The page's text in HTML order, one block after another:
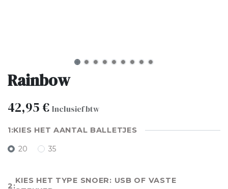
Rainbow
42,95€ Inclusief btw
KIES HET AANTAL BALLETJES
20 35
KIES HET TYPE SNOER: USB OF VASTE